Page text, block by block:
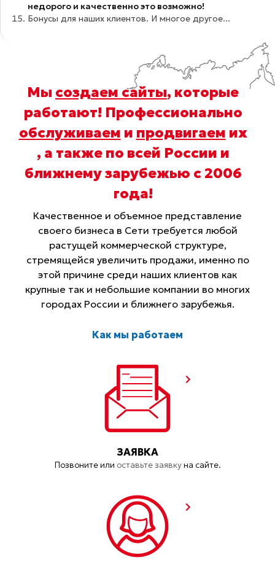
недорого и качественно это возможно!
Бонусы для наших клиентов. И многое другое...
Мы создаем сайты, которые
работают! Профессионально
обслуживаем и продвигаем их
, а также по всей России и
ближнему зарубежью с 2006
года!
Качественное и объемное представление
своего бизнеса в Сети требуется любой
растущей коммерческой структуре,
стремящейся увеличить продажи, именно по
этой причине среди наших клиентов как
крупные так и небольшие компании во многих
городах России и ближнего зарубежья.
Как мы работаем
ЗАЯВКА
Позвоните или оставьте заявкуна сайте.